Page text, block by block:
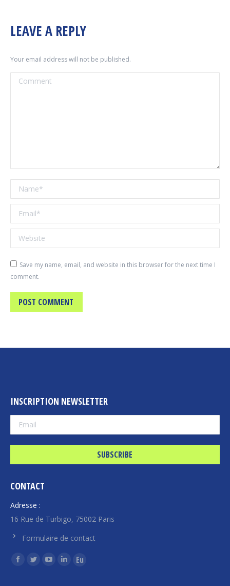
LEAVE A REPLY
Your email address will not be published.
Comment
Name *
Email *
Website
Save my name, email, and website in this browser for the next time I
comment.
POST COMMENT
INSCRIPTION NEWSLETTER
CONTACT
Adresse :
16 Rue de Turbigo, 75002 Paris
Formulaire de contact
Find us on:
Facebook
TwitterYouTube
LinkedinEuroquity